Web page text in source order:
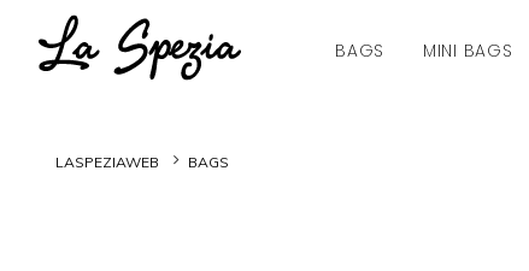
BAGS MINI BAGS
LASPEZIAWEB BAGS